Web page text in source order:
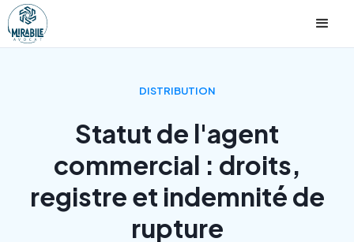
DISTRIBUTION
Statut de l'agent
commercial : droits,
registre et indemnité de
rupture